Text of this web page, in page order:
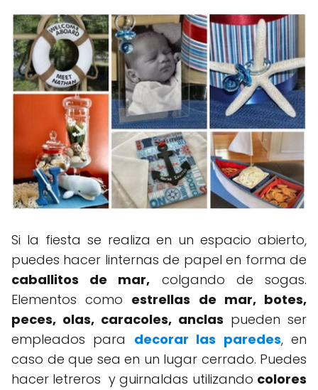
Si la fiesta se realiza en un espacio abierto,
puedes hacer linternas de papel en forma de
caballitos de mar, colgando de sogas.
Elementos como estrellas de mar, botes,
peces, olas, caracoles, anclas pueden ser
empleados para decorar las paredes, en
caso de que sea en un lugar cerrado. Puedes
hacer letreros y guirnaldas utilizando colores